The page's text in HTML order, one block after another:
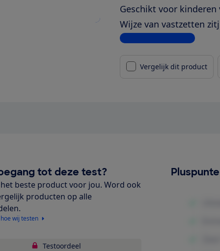
Geschikt voor kinderen
Wijze van vastzetten
Bekijk alle specificaties
Vergelijk dit product
tot deze test?
beste product voor jou. Word ook
producten op alle
wij testen
Testoordeel